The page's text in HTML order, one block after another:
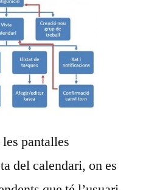
pantalles
del calendari, on es